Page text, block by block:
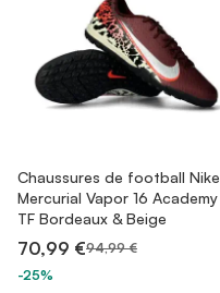
Chaussures de football Nike
Mercurial Vapor 16 Academy
TF Bordeaux & Beige
70,99 €94,99 €
-25%